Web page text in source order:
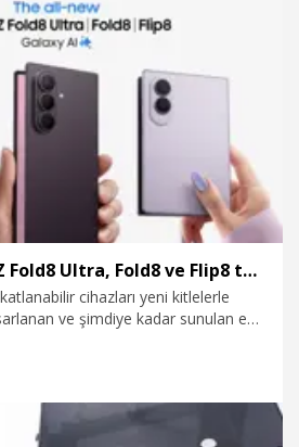
üzerine 277 milyon 925 bin 11 TL
karar vermiştir" dedi.
Samsung Galaxy Z Fold8 Ultra, Fold8 ve Flip8 tanıtıldı
cihazları yeni kitlelerle
ve şimdiye kadar sunulan en